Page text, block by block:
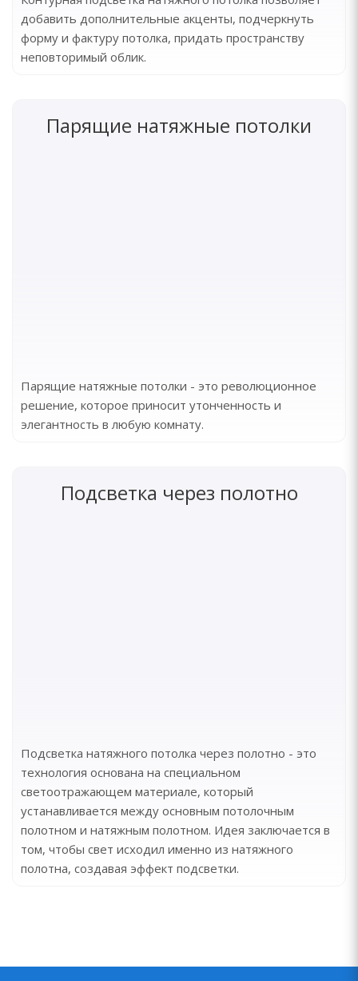
добавить дополнительные акценты, подчеркнуть
форму и фактуру потолка, придать пространству
неповторимый облик.
Парящие натяжные потолки
Парящие натяжные потолки - это революционное
решение, которое приносит утонченность и
элегантность в любую комнату.
Подсветка через полотно
Подсветка натяжного потолка через полотно - это
технология основана на специальном
светоотражающем материале, который
устанавливается между основным потолочным
полотном и натяжным полотном. Идея заключается в
том, чтобы свет исходил именно из натяжного
полотна, создавая эффект подсветки.